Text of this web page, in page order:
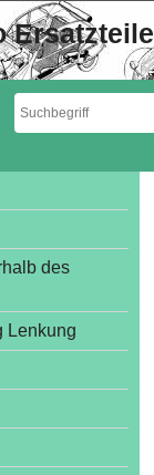
Ersatzteile
des
Lenkung